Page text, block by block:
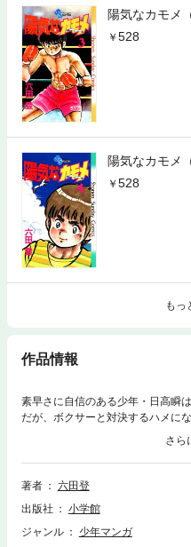
陽気なカモメ
528
陽気なカモメ
528
もっ
作品情報
素早さに自信のある少年・日高瞬
だが、ボクサーと対決するハメに
「世界チャンピオンをジムから出
著者
六田登
出版社
小学館
ジャンル
少年マンガ